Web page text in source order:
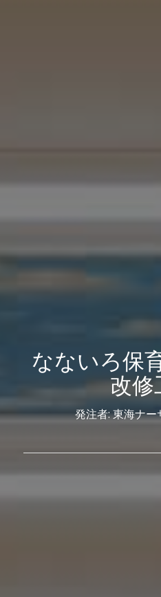
なないろ保
改修
発注者: 東海ナ